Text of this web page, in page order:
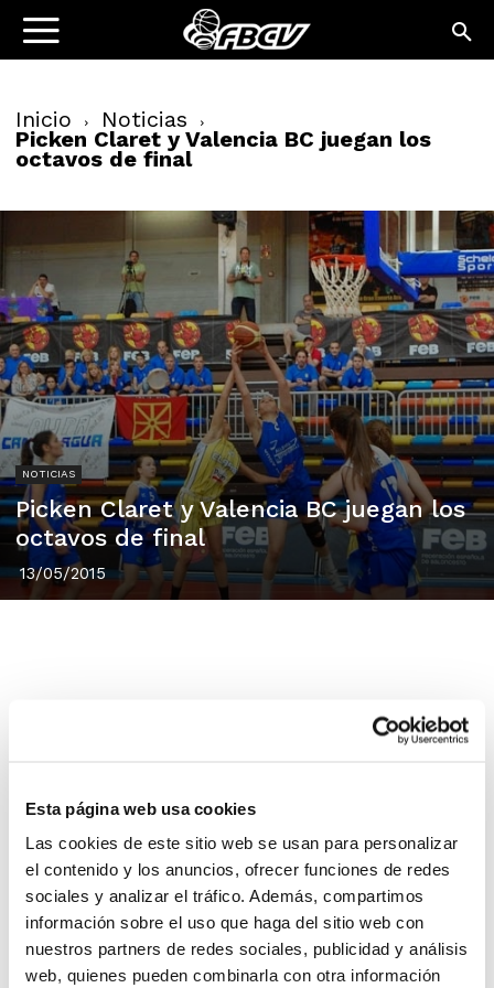
Esta página web usa cookies
Las cookies de este sitio web se usan para personalizar
el contenido y los anuncios, ofrecer funciones de redes
sociales y analizar el tráfico. Además, compartimos
información sobre el uso que haga del sitio web con
nuestros partners de redes sociales, publicidad y análisis
web, quienes pueden combinarla con otra información
Inicio Noticias
Picken Claret y Valencia BC juegan los
octavos de final
NOTICIAS
Picken Claret y Valencia BC juegan los
octavos de final
13/05/2015
Con una nueva victoria en la última jornada, Picken
Claret y Valencia BC estarán en los octavos de final del
cruces por muy poco.
en la clasificación tras derrotar en el último encuentro
a Snatts Femení Sant Adriá por
Valencia BC
finalizó como primero de grupo después
de ganar a RC Celta Selmark por
60-53.
Contrariamente,CB Benidormno pudo alcanzar los